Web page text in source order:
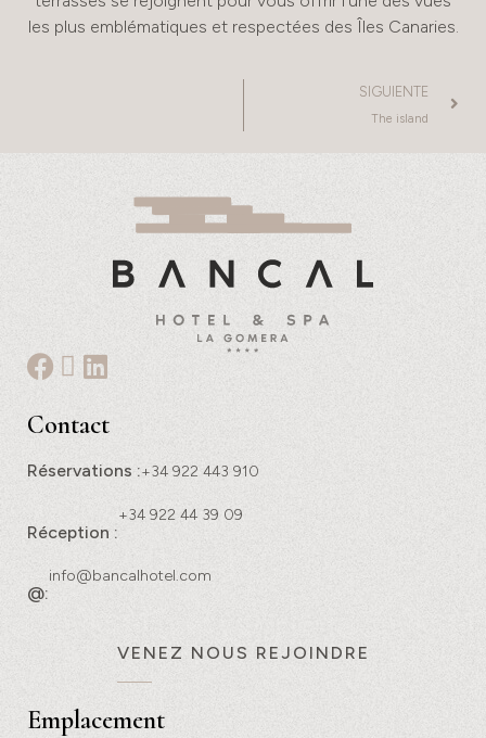
les plus emblématiques et respectées des Îles Canaries.
SIGUIENTE
The island
Contact
Réservations :+34 922 443 910
Réception :
+34 922 44 39 09
@:
info@bancalhotel.com
VENEZ NOUS REJOINDRE
Emplacement